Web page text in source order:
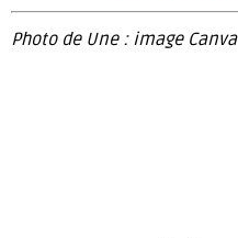
Photo de Une : image Canva